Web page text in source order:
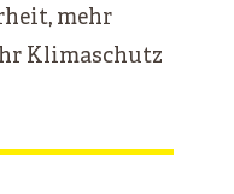
mehr
Klimaschutz